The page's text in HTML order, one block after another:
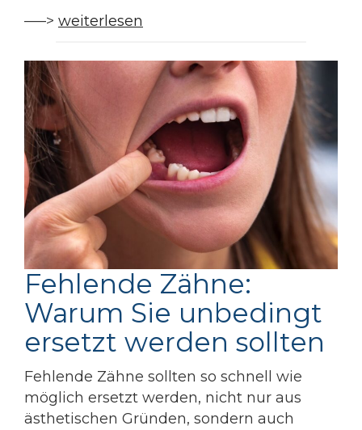
—–> weiterlesen
Fehlende Zähne:
Warum Sie unbedingt
ersetzt werden sollten
Fehlende Zähne sollten so schnell wie
möglich ersetzt werden, nicht nur aus
ästhetischen Gründen, sondern auch